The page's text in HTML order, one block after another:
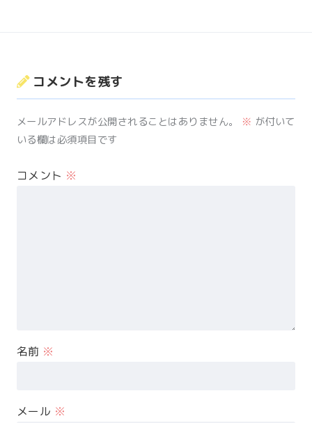
コメントを残す
メールアドレスが公開されることはありません。 ※ が付いて
いる欄は必須項目です
コメント ※
名前 ※
メール ※